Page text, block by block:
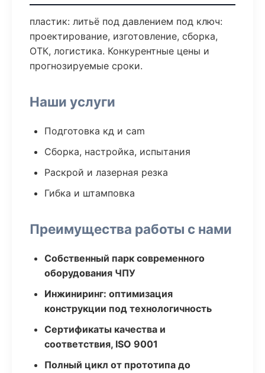
пластик: литьё под давлением под ключ:
проектирование, изготовление, сборка,
ОТК, логистика. Конкурентные цены и
прогнозируемые сроки.
Наши услуги
Подготовка кд и cam
Сборка, настройка, испытания
Раскрой и лазерная резка
Гибка и штамповка
Преимущества работы с нами
Собственный парк современного
оборудования ЧПУ
Инжиниринг: оптимизация
конструкции под технологичность
Сертификаты качества и
соответствия, ISO 9001
Полный цикл от прототипа до